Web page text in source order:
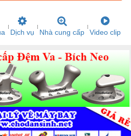
Dịch vụ Nhà cung cấp Video clip